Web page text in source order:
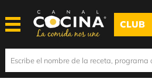
CLUB